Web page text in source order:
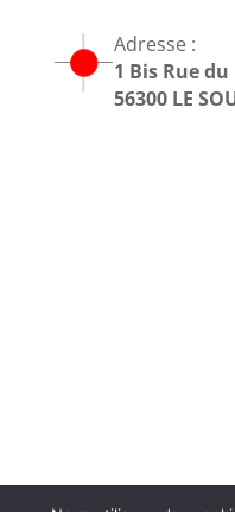
Adresse :
1 Bis Rue
56300 LE